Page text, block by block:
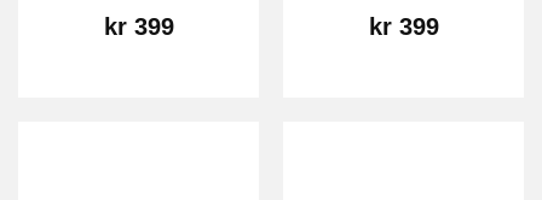
kr399 kr399